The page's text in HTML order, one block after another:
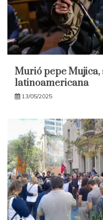
Murió pepe
latinoamericana
13/05/2025